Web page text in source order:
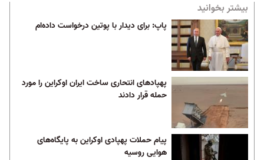
بیشتر بخوانید
پاپ: برای دیدار با پوتین درخواست داده‌ام
پهپاد‌های انتحاری ساخت ایران اوکراین را مورد
حمله قرار دادند
پیام حملات پهپادی اوکراین به پایگاه‌های
هوایی روسیه